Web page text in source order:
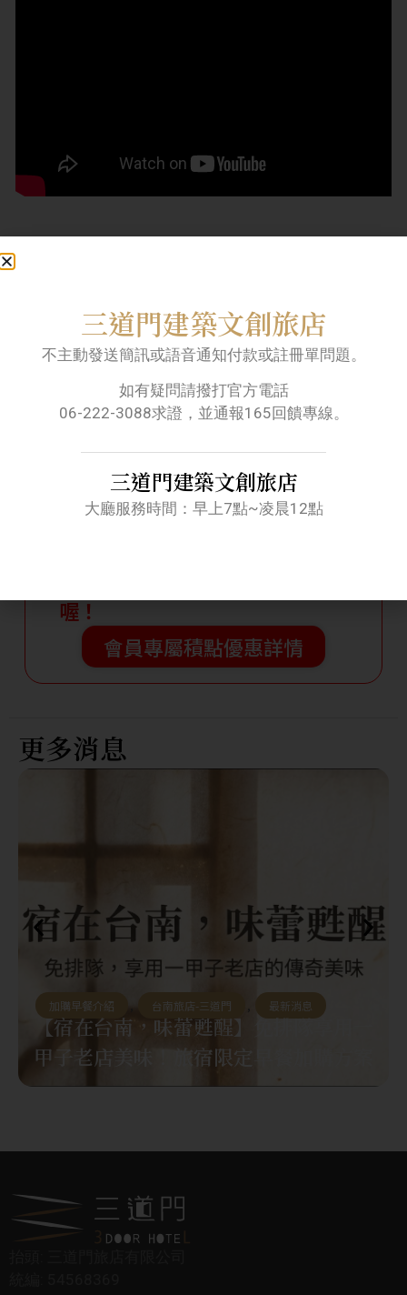
Line快速訂房服務
官網線上快速訂房
會員點數終身累計
消費積點 1元1點
喔！
會員專屬積點優惠詳情
更多消息
加購早餐介紹 台南旅店-三道門 最新消息
【宿在台南，味蕾甦醒】免排隊享用一
甲子老店美味！旅宿限定早餐加購方案
三道門建築文創旅店
不主動發送簡訊或語音通知付款或註冊單問題。
如有疑問請撥打官方電話
06-222-3088求證，並通報165回饋專線。
三道門建築文創旅店
大廳服務時間：早上7點~凌晨12點